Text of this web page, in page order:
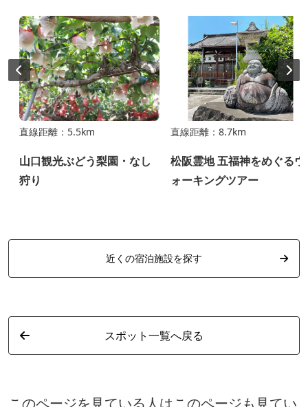
直線距離：5.5km
山口観光ぶどう梨園・なし
狩り
直線距離：8.7km
松阪霊地 五福神をめぐるウ
ォーキングツアー
近くの宿泊施設を探す
スポット一覧へ戻る
このページを見ている人はこのページも見てい